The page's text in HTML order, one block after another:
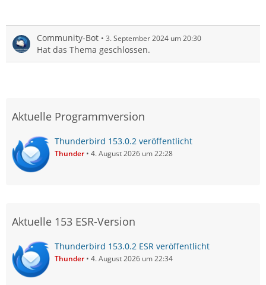
Community-Bot 3. September 2024 um 20:30
Hat das Thema geschlossen.
Aktuelle Programmversion
Thunderbird 153.0.2 veröffentlicht
Thunder 4. August 2026 um 22:28
Aktuelle 153 ESR-Version
Thunderbird 153.0.2 ESR veröffentlicht
Thunder 4. August 2026 um 22:34